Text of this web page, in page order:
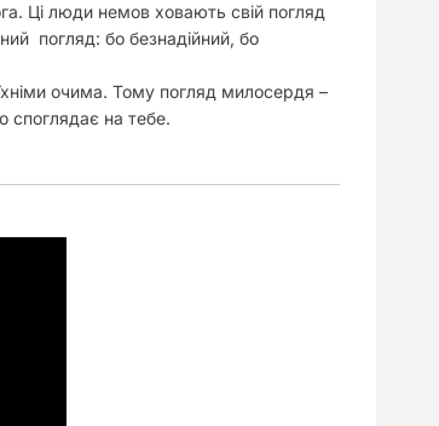
Ці люди немов ховають свій погляд
погляд: бо безнадійний, бо
очима. Тому погляд милосердя –
споглядає на тебе.